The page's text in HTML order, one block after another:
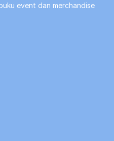
event dan merchandise